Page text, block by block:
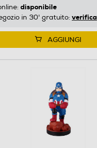
disponibile
in 30' gratuito: verifica
AGGIUNGI